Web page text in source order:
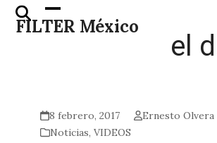
Skip
FILTER México
Open
mobile
Close
mobile
el
8 febrero, 2017
Ernesto Olvera
Noticias,VIDEOS